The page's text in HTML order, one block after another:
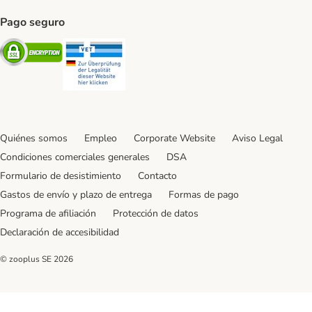
Pago seguro
Security
Quiénes somos Empleo Corporate Website
Aviso Legal
Condiciones comerciales generales
DSA
Formulario de desistimiento
Contacto
Gastos de envío y plazo de entrega
Formas de pago
Programa de afiliación
Protección de datos
Declaración de accesibilidad
© zooplus SE 2026